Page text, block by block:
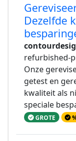
Dezelfde
refurbished-
Onze
getest en
kwaliteit als
speciale
GROTE